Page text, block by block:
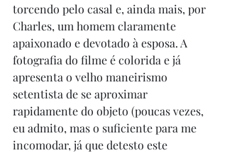
torcendo pelo casal e, ainda mais, por
Charles, um homem claramente
apaixonado e devotado à esposa. A
fotografia do filme é colorida e já
apresenta o velho maneirismo
setentista de se aproximar
rapidamente do objeto (poucas vezes,
eu admito, mas o suficiente para me
incomodar, já que detesto este